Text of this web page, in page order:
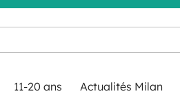
11-20 ans Actualités Milan